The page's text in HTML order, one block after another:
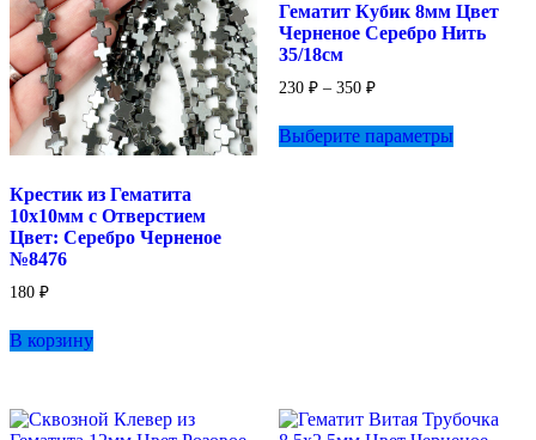
странице
товара.
Крестик из Гематита
10х10мм с Отверстием
Цвет: Серебро Черненое
№8476
180 ₽
В корзину
Гематит Кубик 8мм Цвет
Черненое Серебро Нить
35/18см
230 ₽ – 350 ₽Диапазон
230 ₽
–
Выберите параметрытовар